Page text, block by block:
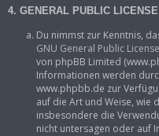
4. GENERAL PUBLIC LICENSE
Du nimmst zur Kenntnis,
GNU General Public
von phpBB Limited
Informationen werden
www.phpbb.de zur
auf die Art und Weise, wie
insbesondere die
nicht untersagen oder auf